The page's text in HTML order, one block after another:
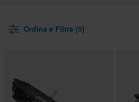
Ordina e Filtra (0)